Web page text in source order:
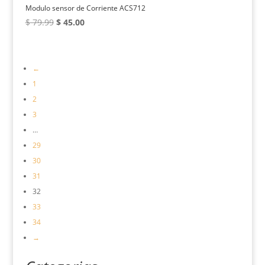
Modulo sensor de Corriente ACS712
$79.99 El
$45.00El
←
1
2
3
…
29
30
31
32
33
34
→